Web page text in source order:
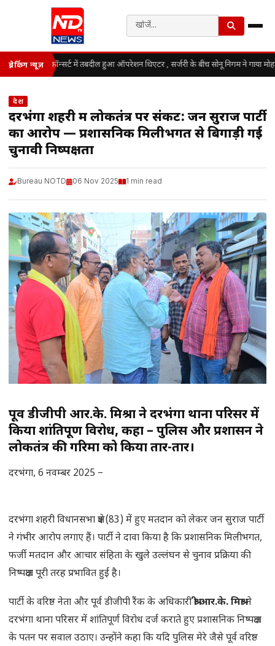
ब्रेकिंग न्यूज़ कॉन्सर्ट में तबदील हुआ ऑपरेशन थिएटर , सर्जरी के बीच सोनू निगम ने गाया
देश
दरभंगा शहरी में लोकतंत्र पर संकट: जन सुराज पार्टी
का आरोप — प्रशासनिक मिलीभगत से बिगाड़ी गई
चुनावी निष्पक्षता
Bureau NOTD 06 Nov 2025 1 min read
पूर्व डीजीपी आर.के. मिश्रा ने दरभंगा थाना परिसर में
किया शांतिपूर्ण विरोध, कहा – पुलिस और प्रशासन ने
लोकतंत्र की गरिमा को किया तार-तार।
दरभंगा, 6 नवम्बर 2025 –
दरभंगा शहरी विधानसभा क्षेत्र (83) में हुए मतदान को लेकर जन सुराज पार्टी
ने गंभीर आरोप लगाए हैं। पार्टी ने दावा किया है कि प्रशासनिक मिलीभगत,
फर्जी मतदान और आचार संहिता के खुले उल्लंघन से चुनाव प्रक्रिया की
निष्पक्षता पूरी तरह प्रभावित हुई है।
पार्टी के वरिष्ठ नेता और पूर्व डीजीपी रैंक के अधिकारीश्री आर.के. मिश्राने
दरभंगा थाना परिसर में शांतिपूर्ण विरोध दर्ज कराते हुए प्रशासनिक निष्पक्षता
के पतन पर सवाल उठाए। उन्होंने कहा कि यदि पुलिस मेरे जैसे पूर्व वरिष्ठ